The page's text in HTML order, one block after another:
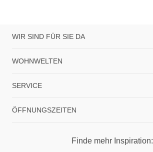
WIR SIND FÜR SIE DA
WOHNWELTEN
SERVICE
ÖFFNUNGSZEITEN
Finde mehr Inspiration: